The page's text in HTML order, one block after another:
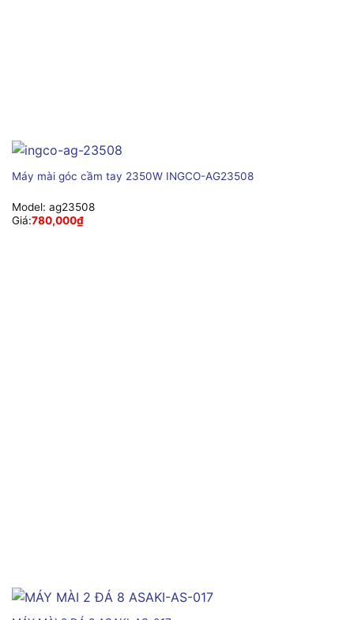
Máy mài góc cầm tay 2350W INGCO-AG23508
Model: ag23508
Giá:780,000₫